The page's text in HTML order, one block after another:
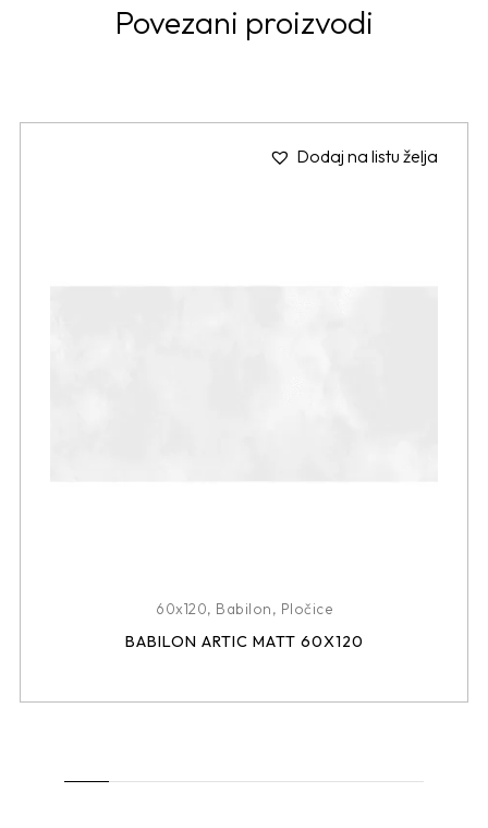
Povezani proizvodi
Dodaj na listu želja
60x120, Babilon, Pločice
BABILON ARTIC MATT 60X120